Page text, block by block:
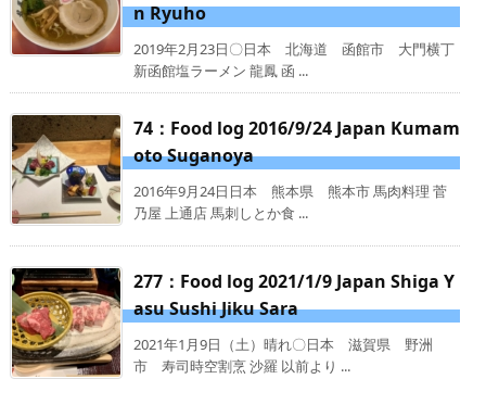
n Ryuho
2019年2月23日〇日本 北海道 函館市 大門横丁
新函館塩ラーメン 龍鳳 函 ...
74：Food log 2016/9/24 Japan Kumam
oto Suganoya
2016年9月24日日本 熊本県 熊本市 馬肉料理 菅
乃屋 上通店 馬刺しとか食 ...
277：Food log 2021/1/9 Japan Shiga Y
asu Sushi Jiku Sara
2021年1月9日（土）晴れ〇日本 滋賀県 野洲
市 寿司時空割烹 沙羅 以前より ...